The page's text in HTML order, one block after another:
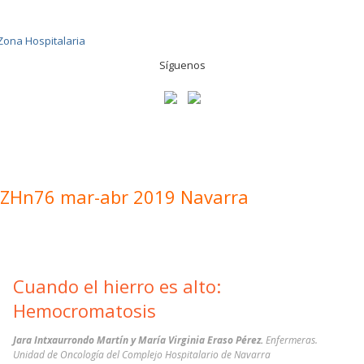
Síguenos
ZHn76 mar-abr 2019 Navarra
Cuando el hierro es alto:
Hemocromatosis
Jara Intxaurrondo Martín y María Virginia Eraso Pérez.
Unidad de Oncología del Complejo Hospitalario de Navarra